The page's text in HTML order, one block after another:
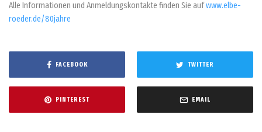
Alle Informationen und Anmeldungskontakte finden Sie aufwww.elbe-
roeder.de/80jahre
FACEBOOK TWITTER
PINTEREST EMAIL